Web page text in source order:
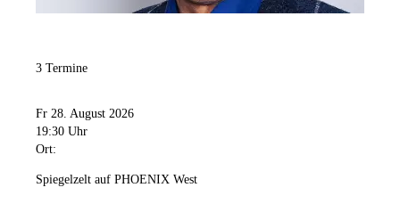
3 Termine
Fr 28. August 2026
19:30 Uhr
Ort:
Spiegelzelt auf PHOENIX West